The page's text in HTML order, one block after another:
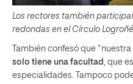
Los rectores también
redondas en el Círculo
También confesó que
solo tiene una facultad, que
especialidades. Tampoco